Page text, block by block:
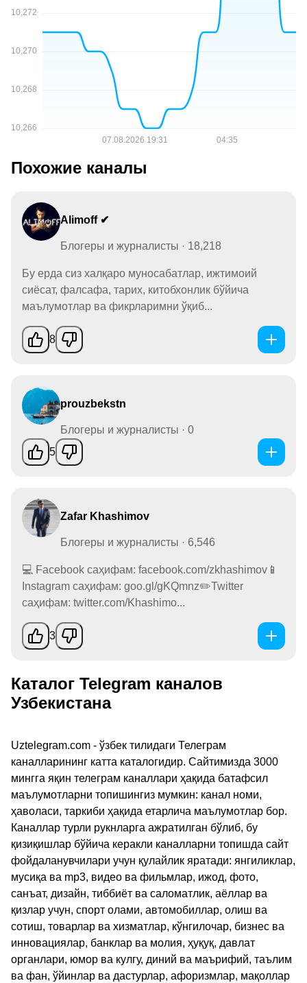
Похожие каналы
Alimoff ✔
Блогеры и журналисты · 18,218
Бу ерда сиз халқаро муносабатлар, ижтимоий
сиёсат, фалсафа, тарих, китобхонлик бўйича
маълумотлар ва фикрларимни ўқиб...
8
prouzbekstn
Блогеры и журналисты · 0
5
Zafar Khashimov
Блогеры и журналисты · 6,546
💻 Facebook саҳифам: facebook.com/zkhashimov📱
Instagram саҳифам: goo.gl/gKQmnz✏️Twitter
саҳифам: twitter.com/Khashimo...
3
Каталог Telegram каналов
Узбекистана
Uztelegram.com - ўзбек тилидаги Телеграм
каналларининг катта каталогидир. Сайтимизда 3000
мингга яқин телеграм каналлари ҳақида батафсил
маълумотларни топишингиз мумкин: канал номи,
ҳаволаси, таркиби ҳақида етарлича маълумотлар бор.
Каналлар турли рукнларга ажратилган бўлиб, бу
қизиқишлар бўйича керакли каналларни топишда сайт
фойдаланувчилари учун қулайлик яратади: янгиликлар,
мусиқа ва mp3, видео ва фильмлар, ижод, фото,
санъат, дизайн, тиббиёт ва саломатлик, аёллар ва
қизлар учун, спорт олами, автомобиллар, олиш ва
сотиш, товарлар ва хизматлар, кўнгилочар, бизнес ва
инновациялар, банклар ва молия, ҳуқуқ, давлат
органлари, юмор ва кулгу, диний ва маърифий, таълим
ва фан, ўйинлар ва дастурлар, афоризмлар, мақоллар